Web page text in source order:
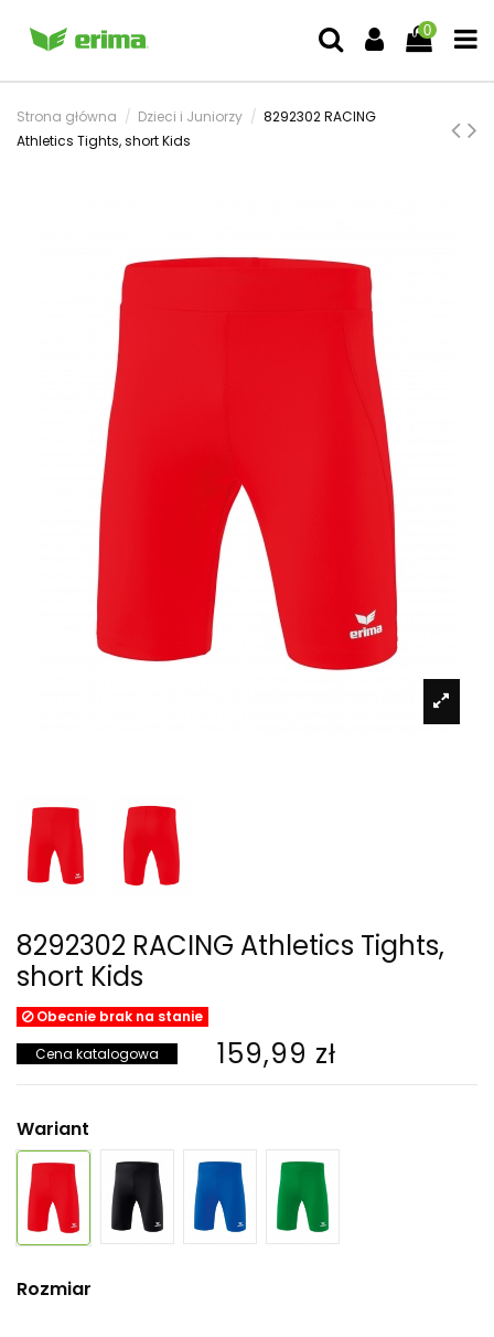
0
Strona główna Dzieci i Juniorzy
8292302 RACING
Athletics Tights, short Kids
8292302 RACING Athletics Tights,
short Kids
Obecnie brak na stanie
Cena katalogowa 159,99 zł
Wariant
Rozmiar